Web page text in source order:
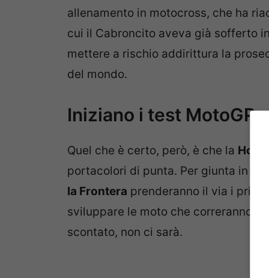
allenamento in motocross, che ha
cui il Cabroncito aveva già sofferto
mettere a rischio addirittura la
del mondo.
Iniziano i test MotoGP
Quel che è certo, però, è che la Honda
portacolori di punta. Per giunta in
la Frontera prenderanno il via i
sviluppare le moto che correranno
scontato, non ci sarà.